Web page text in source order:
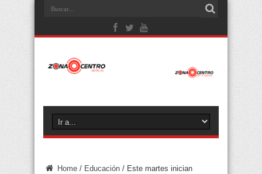
Home / Educación / Este martes inician